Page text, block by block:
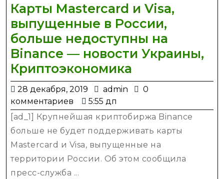
Карты Mastercard и Visa,
выпущенные в России,
больше недоступны на
Binance — новости Украины,
Криптоэкономика
Mastercard
Visa,
выпущенные
в
России,
28 декабря, 2019
28
декабря,
2019
admin admin
0
комментариев
5:55 дп
[ad_1] Крупнейшая криптобиржа Binance
больше не будет поддерживать карты
Mastercard и Visa, выпущенные на
территории России. Об этом сообщила
пресс-служба ...